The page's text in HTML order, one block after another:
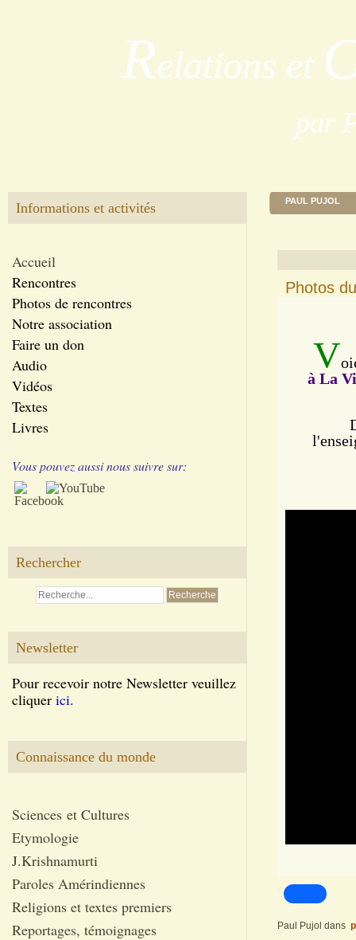
Relations et
par
Informations et activités
Accueil
Rencontres
Photos de rencontres
Notre association
Faire un don
Audio
Vidéos
Textes
Livres
Vous pouvez aussi nous suivre sur:
Rechercher
Newsletter
Pour recevoir notre Newsletter veuillez
cliquer ici.
Connaissance du monde
Sciences et Cultures
Etymologie
J.Krishnamurti
Paroles Amérindiennes
Religions et textes premiers
Reportages, témoignages
PAUL PUJOL
Photos
V
à La
Paul Pujol dans